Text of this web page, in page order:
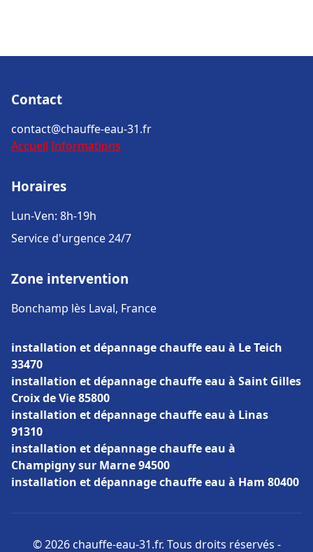
Contact
contact@chauffe-eau-31.fr
Accueil Informations
Horaires
Lun-Ven: 8h-19h
Service d'urgence 24/7
Zone intervention
Bonchamp lès Laval, France
installation et dépannage chauffe eau à Le Teich
33470
installation et dépannage chauffe eau à Saint Gilles
Croix de Vie 85800
installation et dépannage chauffe eau à Linas
91310
installation et dépannage chauffe eau à
Champigny sur Marne 94500
installation et dépannage chauffe eau à Ham 80400
© 2026 chauffe-eau-31.fr. Tous droits réservés -